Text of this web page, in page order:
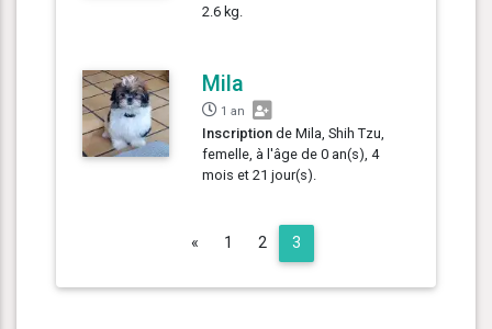
2.6 kg.
Mila
1 an
Inscription de Mila, Shih Tzu,
femelle, à l'âge de 0 an(s), 4
mois et 21 jour(s).
« Previous
1 2 3